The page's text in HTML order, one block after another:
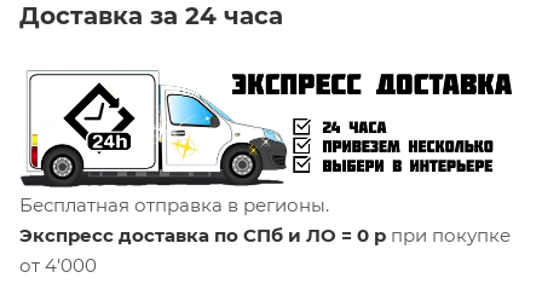
Доставка за 24 часа
Бесплатная отправка в регионы.
Экспресс доставка по СПб и ЛО = 0 р при покупке
от 4'000